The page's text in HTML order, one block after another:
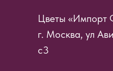
Цветы «Импорт
г. Москва, ул
с3